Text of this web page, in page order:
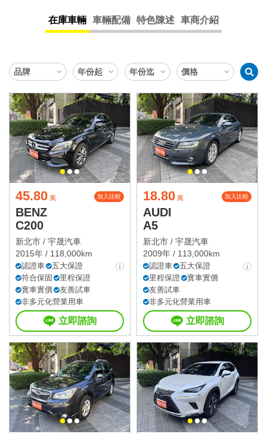
在庫車輛 車輛配備 特色陳述 車商介紹
45.80 萬 加入比較
BENZ
C200
新北市 / 宇晟汽車
2015年 / 118,000km
認證車
五大保證
符合保固
里程保證
實車實價
友善試車
非多元化營業用車
立即諮詢
18.80 萬 加入比較
AUDI
A5
新北市 / 宇晟汽車
2009年 / 113,000km
認證車
五大保證
里程保證
實車實價
友善試車
非多元化營業用車
立即諮詢